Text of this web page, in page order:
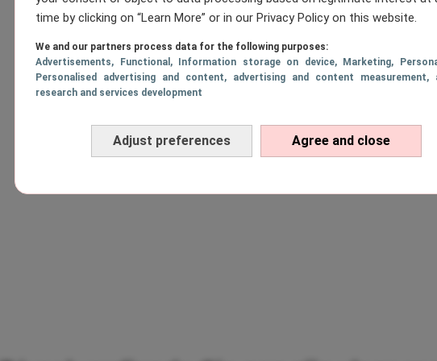
time by clicking on “Learn More” or in our Privacy Policy on this website.
We and our partners process data for the following purposes:
Advertisements, Functional , Information storage on device, Marketing,
Personalised advertising and content, advertising and content measurement,
research and services development
Adjust preferences Agree and close